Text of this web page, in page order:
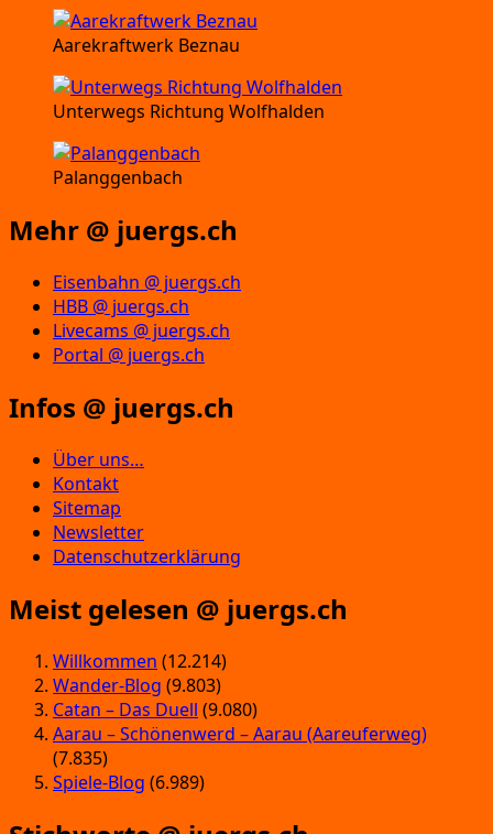
Aarekraftwerk Beznau
Unterwegs Richtung Wolfhalden
Palanggenbach
Mehr @ juergs.ch
Eisenbahn @ juergs.ch
HBB @ juergs.ch
Livecams @ juergs.ch
Portal @ juergs.ch
Infos @ juergs.ch
Über uns…
Kontakt
Sitemap
Newsletter
Datenschutzerklärung
Meist gelesen @ juergs.ch
Willkommen (12.214)
Wander-Blog (9.803)
Catan – Das Duell (9.080)
Aarau – Schönenwerd – Aarau (Aareuferweg)
(7.835)
Spiele-Blog (6.989)